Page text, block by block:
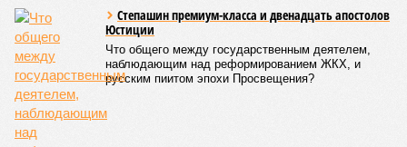
Степашин премиум-класса и двенадцать апостолов
Юстиции
Что общего между государственным деятелем,
наблюдающим над реформированием ЖКХ, и
русским пиитом эпохи Просвещения?